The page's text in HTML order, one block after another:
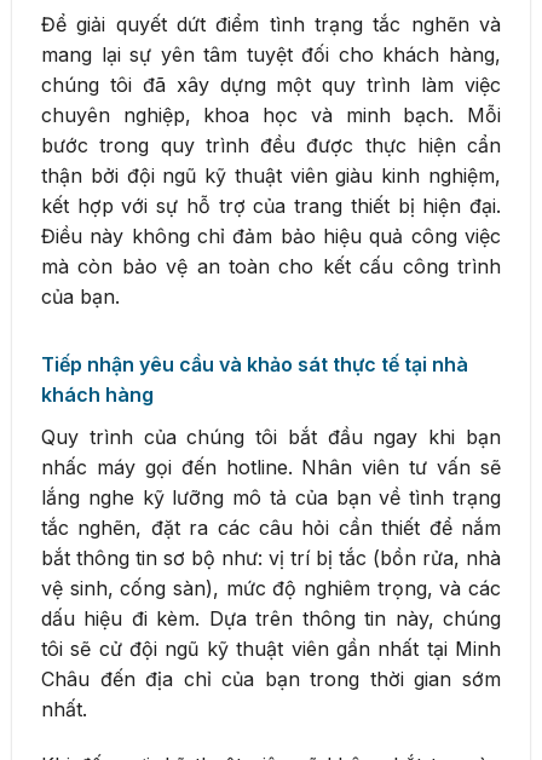
Để giải quyết dứt điểm tình trạng tắc nghẽn và
mang lại sự yên tâm tuyệt đối cho khách hàng,
chúng tôi đã xây dựng một quy trình làm việc
chuyên nghiệp, khoa học và minh bạch. Mỗi
bước trong quy trình đều được thực hiện cẩn
thận bởi đội ngũ kỹ thuật viên giàu kinh nghiệm,
kết hợp với sự hỗ trợ của trang thiết bị hiện đại.
Điều này không chỉ đảm bảo hiệu quả công việc
mà còn bảo vệ an toàn cho kết cấu công trình
của bạn.
Tiếp nhận yêu cầu và khảo sát thực tế tại nhà
khách hàng
Quy trình của chúng tôi bắt đầu ngay khi bạn
nhấc máy gọi đến hotline. Nhân viên tư vấn sẽ
lắng nghe kỹ lưỡng mô tả của bạn về tình trạng
tắc nghẽn, đặt ra các câu hỏi cần thiết để nắm
bắt thông tin sơ bộ như: vị trí bị tắc (bồn rửa, nhà
vệ sinh, cống sàn), mức độ nghiêm trọng, và các
dấu hiệu đi kèm. Dựa trên thông tin này, chúng
tôi sẽ cử đội ngũ kỹ thuật viên gần nhất tại Minh
Châu đến địa chỉ của bạn trong thời gian sớm
nhất.